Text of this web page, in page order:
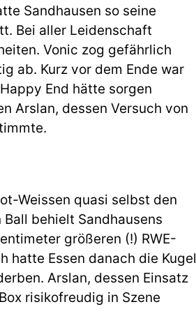
Sandhausen so seine
Bei aller Leidenschaft
Vonic zog gefährlich
ab. Kurz vor dem Ende war
End hätte sorgen
Arslan, dessen Versuch von
Weissen quasi selbst den
behielt Sandhausens
größeren (!) RWE-
hatte Essen danach die Kugel
Arslan, dessen Einsatz
risikofreudig in Szene